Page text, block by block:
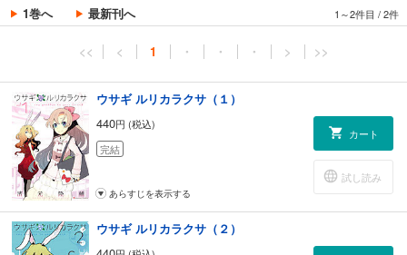
1巻へ 最新刊へ 1～2件目 /2件
<< < 1 ・ ・ ・ > >>
ウサギ ルリカラクサ（１）
440円 (税込)
完結
カート
試し読み
あらすじを表示する
ウサギ ルリカラクサ（２）